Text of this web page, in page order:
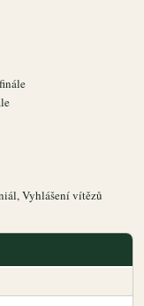
Vyhlášení vítězů